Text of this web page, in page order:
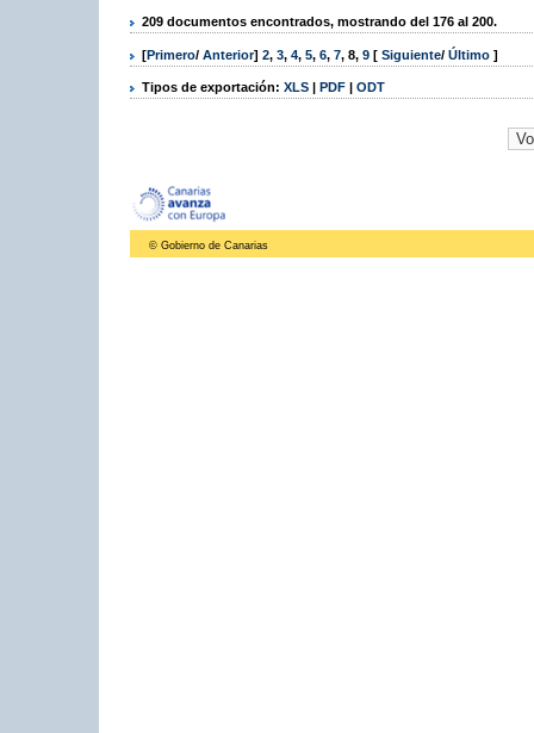
209 documentos encontrados, mostrando del 176 al 200.
[Primero/ Anterior] 2, 3, 4, 5, 6, 7, 8, 9 [ Siguiente/ Último ]
Tipos de exportación: XLS | PDF | ODT
© Gobierno de Canarias